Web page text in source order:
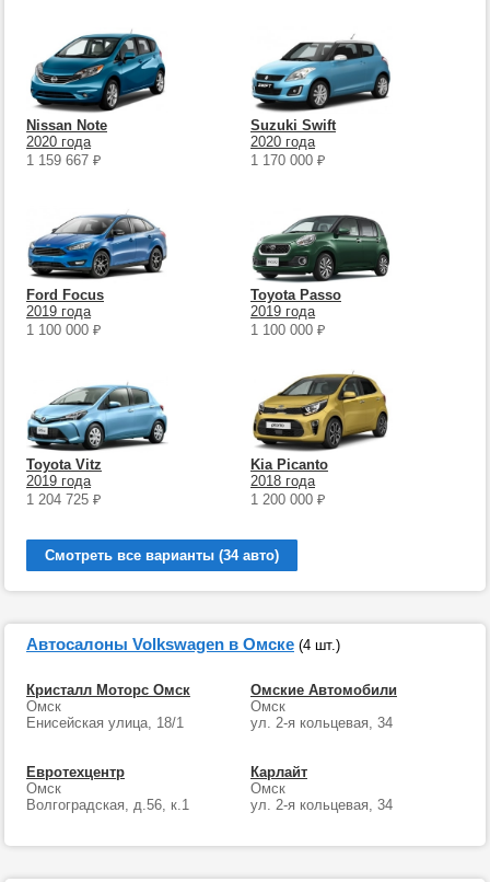
Nissan Note
2020 года
1 159 667 ₽
Suzuki Swift
2020 года
1 170 000 ₽
Ford Focus
2019 года
1 100 000 ₽
Toyota Passo
2019 года
1 100 000 ₽
Toyota Vitz
2019 года
1 204 725 ₽
Kia Picanto
2018 года
1 200 000 ₽
Смотреть все варианты (34 авто)
Автосалоны Volkswagen в Омске (4 шт.)
Кристалл Моторс Омск
Омск
Енисейская улица, 18/1
Омские Автомобили
Омск
ул. 2-я кольцевая, 34
Евротехцентр
Омск
Волгоградская, д.56, к.1
Карлайт
Омск
ул. 2-я кольцевая, 34